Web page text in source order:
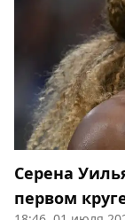
Серена
первом